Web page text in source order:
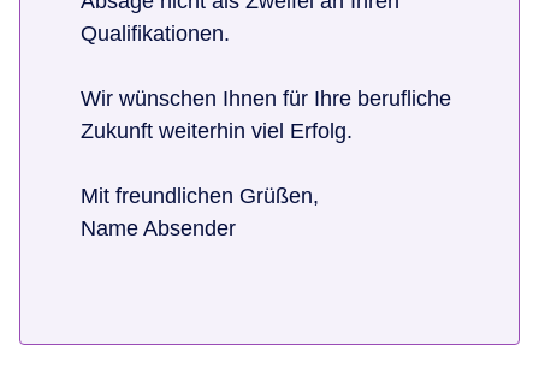
Qualifikationen.
Wir wünschen Ihnen für Ihre berufliche
Zukunft weiterhin viel Erfolg.
Mit freundlichen Grüßen,
Name Absender